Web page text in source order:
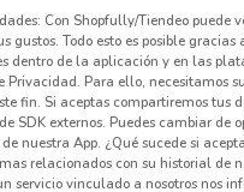
Con Shopfully/Tiendeo puede
gustos. Todo esto es posible gracias
dentro de la aplicación y en las
Para ello, necesitamos su
fin. Si aceptas compartiremos tus
SDK externos. Puedes cambiar de
nuestra App. ¿Qué sucede si
relacionados con su historial de
servicio vinculado a nosotros nos